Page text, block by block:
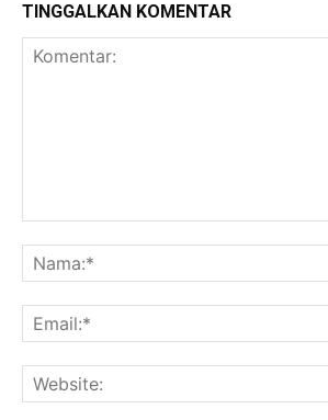
TINGGALKAN KOMENTAR